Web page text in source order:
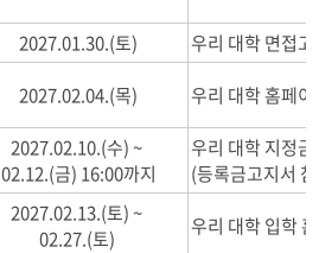
2027.01.30.(토)
우리 대학 면접
2027.02.04.(목) 우리 대학 홈페
2027.02.10.(수) ~
02.12.(금) 16:00까지
우리 대학 지정
(등록금고지서
2027.02.13.(토) ~
02.27.(토)
우리 대학 입학